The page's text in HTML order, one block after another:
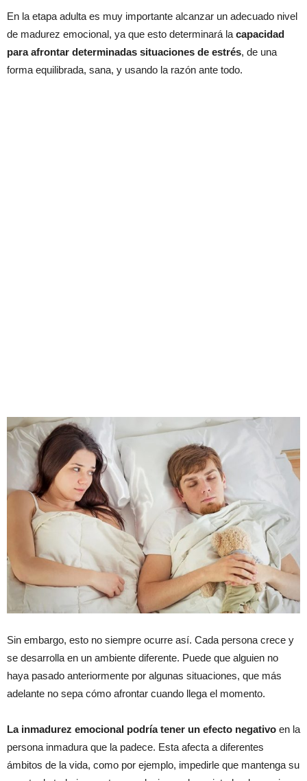
En la etapa adulta es muy importante alcanzar un adecuado nivel
de madurez emocional, ya que esto determinará la capacidad
para afrontar determinadas situaciones de estrés, de una
forma equilibrada, sana, y usando la razón ante todo.
Sin embargo, esto no siempre ocurre así. Cada persona crece y
se desarrolla en un ambiente diferente. Puede que alguien no
haya pasado anteriormente por algunas situaciones, que más
adelante no sepa cómo afrontar cuando llega el momento.
La inmadurez emocional podría tener un efecto negativo en la
persona inmadura que la padece. Esta afecta a diferentes
ámbitos de la vida, como por ejemplo, impedirle que mantenga su